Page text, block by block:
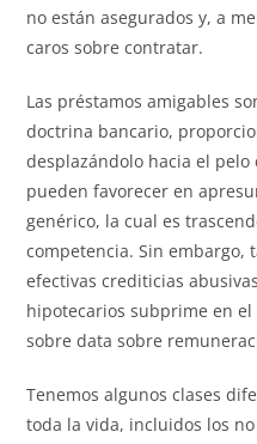
no están asegurados y, a
caros sobre contratar.
Las préstamos amigables
doctrina bancario,
desplazándolo hacia el
pueden favorecer en
genérico, la cual es
competencia. Sin
efectivas crediticias
hipotecarios subprime en
sobre data sobre
Tenemos algunos clases
toda la vida, incluidos los